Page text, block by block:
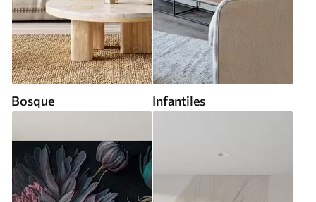
Bosque Infantiles